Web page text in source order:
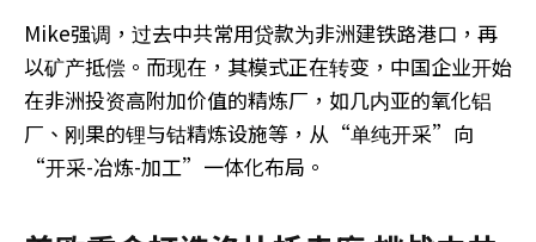
Mike强调，过去中共常用贷款为非洲建铁路港口，再
以矿产抵偿。而现在，其模式正在转变，中国企业开始
在非洲投资高附加价值的精炼厂，如几内亚的氧化铝
厂、刚果的锂与钴精炼设施等，从“单纯开采”向
“开采-冶炼-加工”一体化布局。